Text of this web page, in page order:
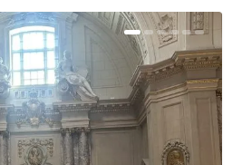
azul, de Rafael
Alimentación
e...